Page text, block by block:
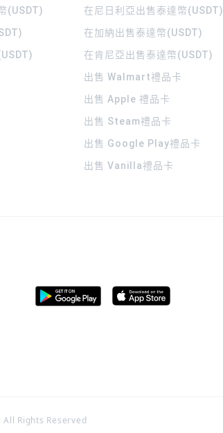
(USDT)
在尼日利亞出售泰達幣(USDT)
在加納出售泰達幣(USDT)
在肯尼亞出售泰達幣(USDT)
出售 Walmart禮品卡
出售 Apple 禮品卡
出售 Steam禮品卡
出售 Google Play禮品卡
出售 Vanilla禮品卡
All Rights Reserved